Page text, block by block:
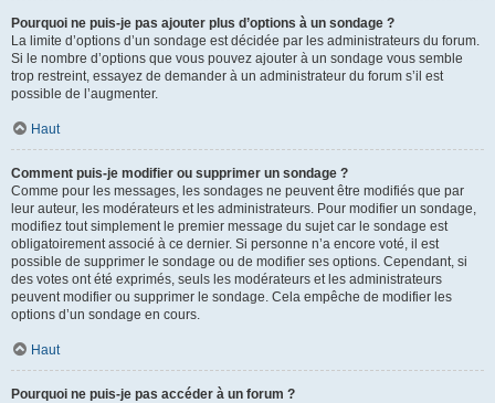
Pourquoi ne puis-je pas ajouter plus d’options à un sondage ?
La limite d’options d’un sondage est décidée par les administrateurs du forum.
Si le nombre d’options que vous pouvez ajouter à un sondage vous semble
trop restreint, essayez de demander à un administrateur du forum s’il est
possible de l’augmenter.
Haut
Comment puis-je modifier ou supprimer un sondage ?
Comme pour les messages, les sondages ne peuvent être modifiés que par
leur auteur, les modérateurs et les administrateurs. Pour modifier un sondage,
modifiez tout simplement le premier message du sujet car le sondage est
obligatoirement associé à ce dernier. Si personne n’a encore voté, il est
possible de supprimer le sondage ou de modifier ses options. Cependant, si
des votes ont été exprimés, seuls les modérateurs et les administrateurs
peuvent modifier ou supprimer le sondage. Cela empêche de modifier les
options d’un sondage en cours.
Haut
Pourquoi ne puis-je pas accéder à un forum ?